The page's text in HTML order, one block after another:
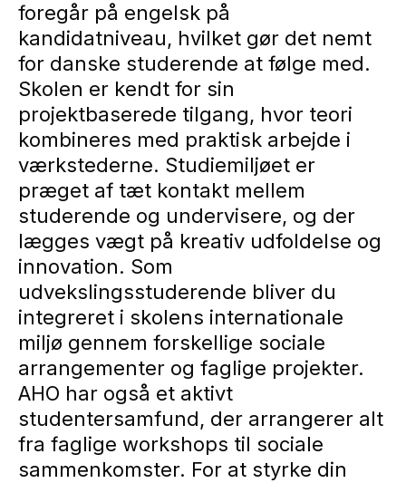
foregår på engelsk på
kandidatniveau, hvilket gør det nemt
for danske studerende at følge med.
Skolen er kendt for sin
projektbaserede tilgang, hvor teori
kombineres med praktisk arbejde i
værkstederne. Studiemiljøet er
præget af tæt kontakt mellem
studerende og undervisere, og der
lægges vægt på kreativ udfoldelse og
innovation. Som
udvekslingsstuderende bliver du
integreret i skolens internationale
miljø gennem forskellige sociale
arrangementer og faglige projekter.
AHO har også et aktivt
studentersamfund, der arrangerer alt
fra faglige workshops til sociale
sammenkomster. For at styrke din